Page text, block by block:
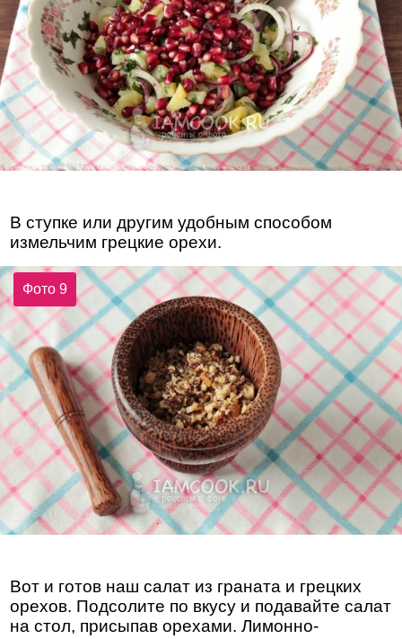
В ступке или другим удобным способом
измельчим грецкие орехи.
Фото 9
Вот и готов наш салат из граната и грецких
орехов. Подсолите по вкусу и подавайте салат
на стол, присыпав орехами. Лимонно-